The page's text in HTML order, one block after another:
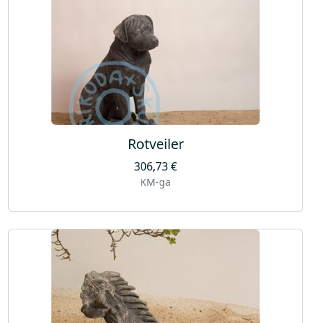
Rotveiler
306,73€
KM-ga